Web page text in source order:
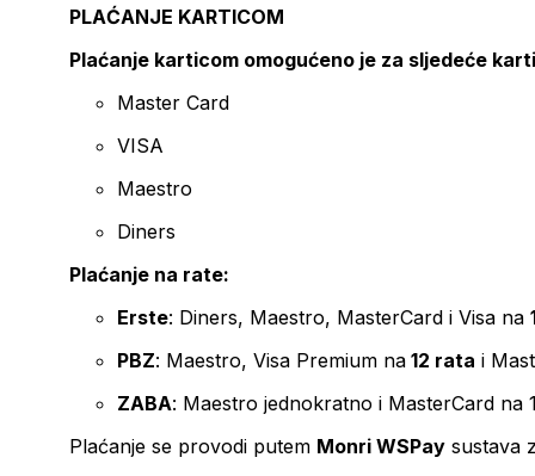
PLAĆANJE KARTICOM
Plaćanje karticom omogućeno je za sljedeće
Master Card
VISA
Maestro
Diners
Plaćanje na rate:
Erste: Diners, Maestro, MasterCard i Visa na
PBZ: Maestro, Visa Premium na 12 rata i
ZABA: Maestro jednokratno i MasterCard na
Plaćanje se provodi putem Monri WSPay sustava